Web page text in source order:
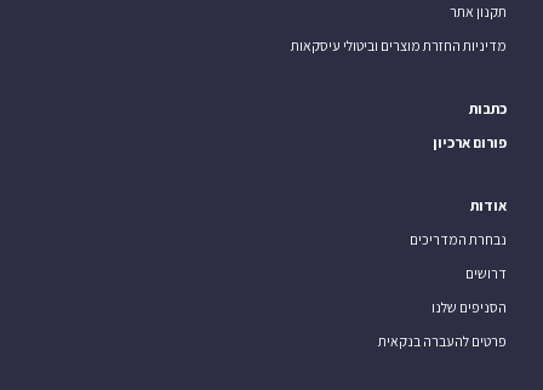
תקנון אתר
מדיניות החזרת מוצרים וביטולי עיסקאות
כתבות
פורום ארכיון
אודות
נבחרת המדריכים
דרושים
הסניפים שלנו
פרטים להעברה בנקאית